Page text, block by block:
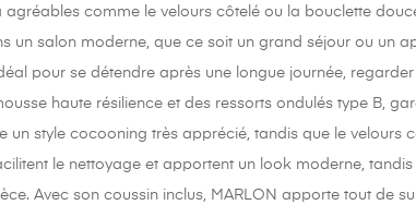
agréables comme le velours côtelé ou la bouclette
un salon moderne, que ce soit un grand séjour ou un
pour se détendre après une longue journée,
haute résilience et des ressorts ondulés type B,
un style cocooning très apprécié, tandis que le velours
le nettoyage et apportent un look moderne,
Avec son coussin inclus, MARLON apporte tout de